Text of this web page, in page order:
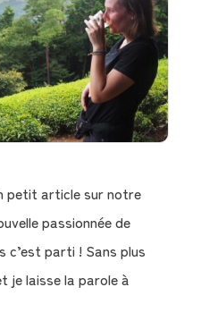
petit article sur notre
passionnée de
c’est parti ! Sans plus
je laisse la parole à